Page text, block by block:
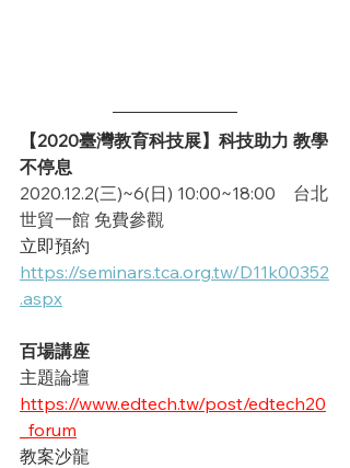
【2020臺灣教育科技展】科技助力 教學
不停息
2020.12.2(三)~6(日) 10:00~18:00    台北
世貿一館 免費參觀
立即預約
https://seminars.tca.org.tw/D11k00352
.aspx
百場講座
主題論壇
https://www.edtech.tw/post/edtech20
_forum
教案沙龍